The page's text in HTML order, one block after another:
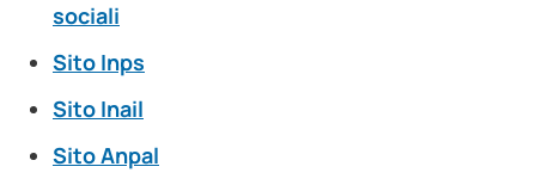
sociali
Sito Inps
Sito Inail
Sito Anpal